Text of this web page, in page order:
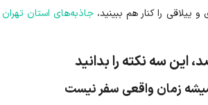
ییلاقی را کنار هم ببینید، جاذبه‌های استان تهران
این سه نکته را بدانید
زمان واقعی سفر نیست